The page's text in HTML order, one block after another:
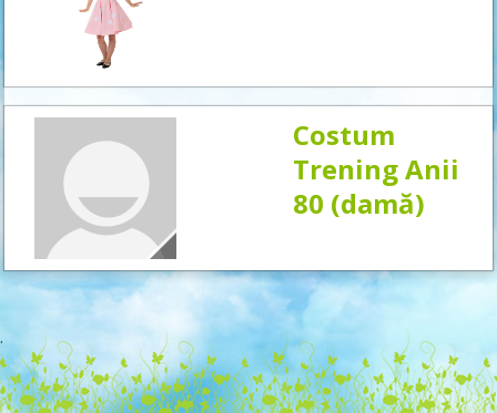
Costum
Trening Anii
80 (damă)